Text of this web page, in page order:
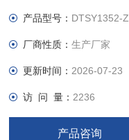
产品型号： DTSY1352-Z
厂商性质：生产厂家
更新时间： 2026-07-23
访 问 量： 2236
产品咨询